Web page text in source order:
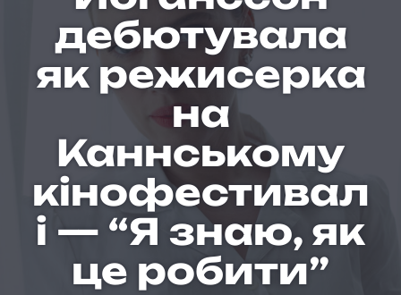
дебютувала
як режисерка
на
Каннському
кінофестивал
і — “Я знаю, як
це робити”